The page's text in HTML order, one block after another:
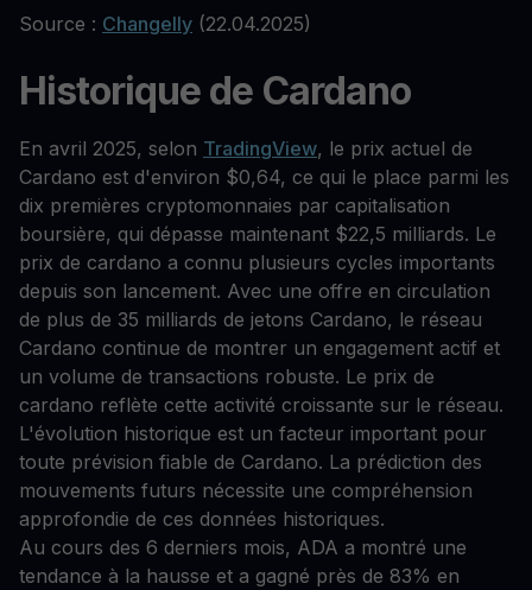
Source : Changelly (22.04.2025)
Historique de Cardano
En avril 2025, selon TradingView, le prix actuel de
Cardano est d'environ $0,64, ce qui le place parmi les
dix premières cryptomonnaies par capitalisation
boursière, qui dépasse maintenant $22,5 milliards. Le
prix de cardano a connu plusieurs cycles importants
depuis son lancement. Avec une offre en circulation
de plus de 35 milliards de jetons Cardano, le réseau
Cardano continue de montrer un engagement actif et
un volume de transactions robuste. Le prix de
cardano reflète cette activité croissante sur le réseau.
L'évolution historique est un facteur important pour
toute prévision fiable de Cardano. La prédiction des
mouvements futurs nécessite une compréhension
approfondie de ces données historiques.
Au cours des 6 derniers mois, ADA a montré une
tendance à la hausse et a gagné près de 83% en